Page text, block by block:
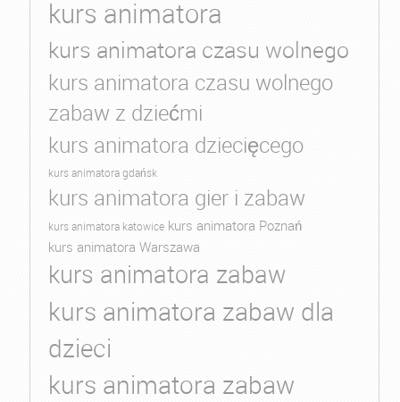
kurs animatora
kurs animatora czasu wolnego
kurs animatora czasu wolnego
zabaw z dziećmi
kurs animatora dziecięcego
kurs animatora gdańsk
kurs animatora gier i zabaw
kurs animatora katowice kurs animatora Poznań
kurs animatora Warszawa
kurs animatora zabaw
kurs animatora zabaw dla
dzieci
kurs animatora zabaw